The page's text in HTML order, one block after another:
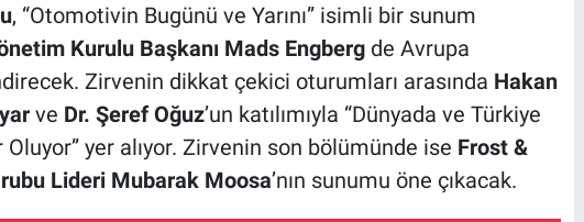
, “Otomotivin Bugünü ve Yarını” isimli bir sunum
Kurulu Başkanı Mads Engbergde Avrupa
Zirvenin dikkat çekici oturumları arasında Hakan
ve Dr. Şeref Oğuz’un katılımıyla “Dünyada ve Türkiye
yer alıyor. Zirvenin son bölümünde ise Frost &
Lideri Mubarak Moosa’nın sunumu öne çıkacak.